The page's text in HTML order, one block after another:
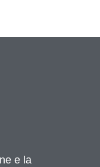
e la